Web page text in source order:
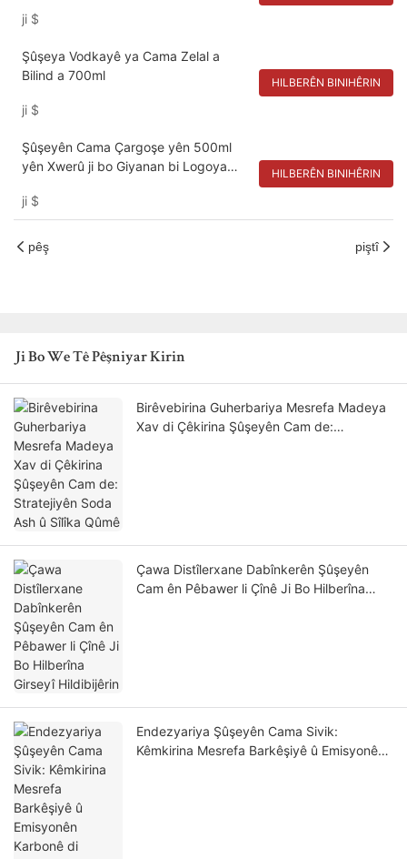
ji $
Şûşeya Vodkayê ya Cama Zelal a
Bilind a 700ml
ji $
HILBERÊN BINIHÊRIN
Şûşeyên Cama Çargoşe yên 500ml
yên Xwerû ji bo Giyanan bi Logoya
ji $
HILBERÊN BINIHÊRIN
pêş piştî
Ji Bo We Tê Pêşniyar Kirin
Birêvebirina Guherbariya Mesrefa Madeya
Xav di Çêkirina Şûşeyên Cam de:
Çawa Distîlerxane Dabînkerên Şûşeyên
Cam ên Pêbawer li Çînê Ji Bo Hilberîna
Endezyariya Şûşeyên Cama Sivik:
Kêmkirina Mesrefa Barkêşiyê û Emisyonên